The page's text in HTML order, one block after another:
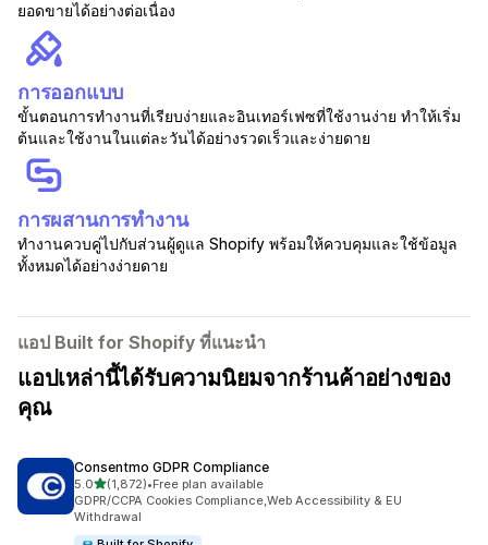
ยอดขายได้อย่างต่อเนื่อง
การออกแบบ
ขั้นตอนการทำงานที่เรียบง่ายและอินเทอร์เฟซที่ใช้งานง่าย ทำให้เริ่ม
ต้นและใช้งานในแต่ละวันได้อย่างรวดเร็วและง่ายดาย
การผสานการทำงาน
ทำงานควบคู่ไปกับส่วนผู้ดูแล Shopify พร้อมให้ควบคุมและใช้ข้อมูล
ทั้งหมดได้อย่างง่ายดาย
แอป Built for Shopify ที่แนะนำ
แอปเหล่านี้ได้รับความนิยมจากร้านค้าอย่างของ
คุณ
Consentmo GDPR Compliance
5.0เต็ม 5 ดาว
(1,872)
ทั้งหมด 1872 รีวิว
•Free plan available
GDPR/CCPA Cookies Compliance,Web Accessibility & EU
Withdrawal